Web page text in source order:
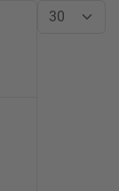
Anzeige #